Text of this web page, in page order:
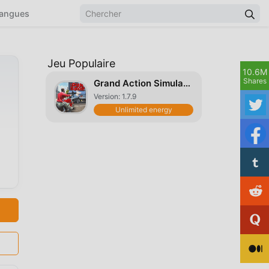
Jeu Populaire
Grand Action Simulator
Version: 1.7.9
Unlimited energy
10.6M
Shares